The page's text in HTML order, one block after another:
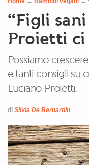
“Figli
Proietti ci
Possiamo
e tanti consigli su
Luciano Proietti.
di Silvia De Bernardin